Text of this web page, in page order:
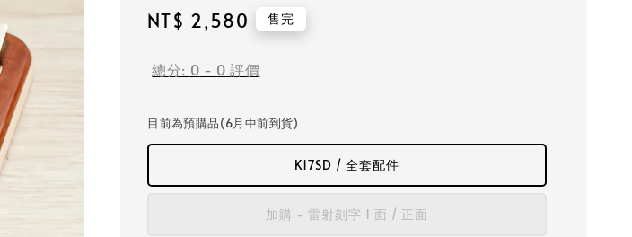
Regular
NT$ 2,580 售完
總分: 0 - 0 評價
目前為預購品(6月中前到貨)
K17SD / 全套配件
加購 - 雷射刻字 1 面 / 正面